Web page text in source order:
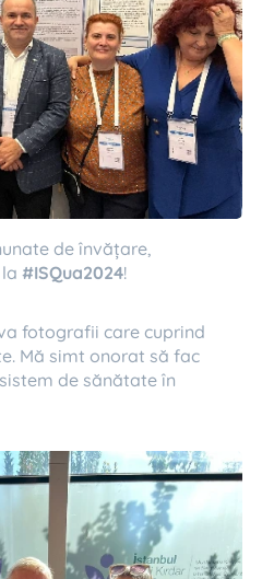
de învățare,
#ISQua2024!
fotografii care cuprind
Mă simt onorat să fac
de sănătate în